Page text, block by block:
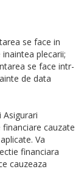
se face in
plecarii;
se face intr-
de data
Asigurari
cauzate
Va
financiara
cauzeaza